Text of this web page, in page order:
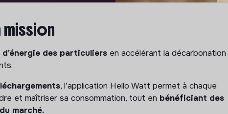
des particuliers en accélérant la décarbonation
, l’application Hello Watt permet à chaque
et maîtriser sa consommation, tout en bénéficiant des
marché.